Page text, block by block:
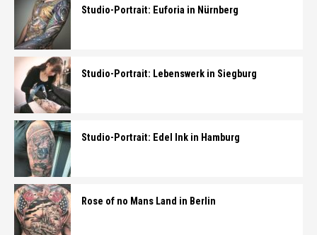
Studio-Portrait: Euforia in Nürnberg
Studio-Portrait: Lebenswerk in Siegburg
Studio-Portrait: Edel Ink in Hamburg
Rose of no Mans Land in Berlin